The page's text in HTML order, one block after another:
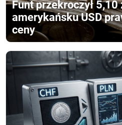
Funt przekroczył 5,10
amerykańsku USD
ceny